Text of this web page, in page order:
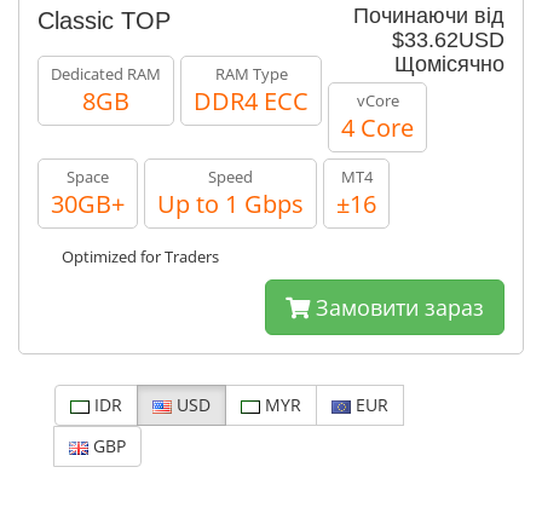
Починаючи від
$33.62USD
Щомісячно
Classic TOP
Dedicated RAM
8GB
RAM Type
DDR4 ECC vCore
4 Core
Space
30GB+
Speed
Up to 1 Gbps
MT4
±16
Optimized for Traders
Замовити зараз
IDR USD MYR
EUR
GBP